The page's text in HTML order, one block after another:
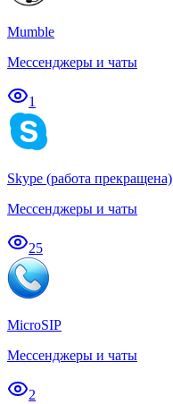
Mumble
Мессенджеры и чаты
1
Skype (работа прекращена)
Мессенджеры и чаты
25
MicroSIP
Мессенджеры и чаты
2